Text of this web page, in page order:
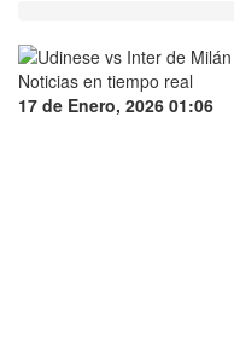
17 de Enero, 2026 01:06